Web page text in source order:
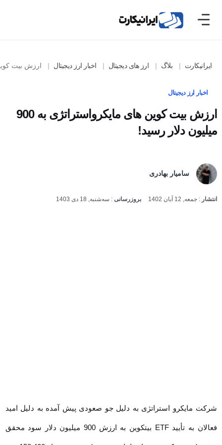
ایرانیکارت بلاگ ارز های دیجیتال اخبار ارز دیجیتال ارزش بیت کوین های
اخبار ارز دیجیتال
ارزش بیت کوین های مایکرواستراتژی به 900
میلیون دلار رسید!
سامیار بهادری
انتشار:جمعه, 12 آبان 1402 بروزرسانی:سه‌شنبه, 18 دی 1403
شرکت مایکرو استراتژی به دلیل جو صعودی پیش آمده به دلیل امید
فعالان به تأیید ETF بیتکوین به ارزش 900 میلیون دلار سود محقق نشده